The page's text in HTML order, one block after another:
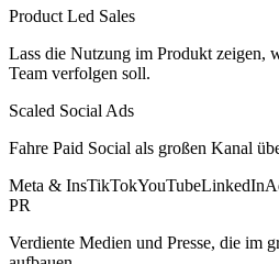
Product Led Sales
Lass die Nutzung im Produkt zeigen,
Team verfolgen soll.
Scaled Social Ads
Fahre Paid Social als großen Kanal
Meta & InsTikTokYouTubeLinkedIn
PR
Verdiente Medien und Presse, die im